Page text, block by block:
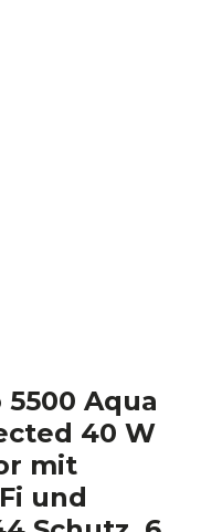
Aqua
40 W
mit
und